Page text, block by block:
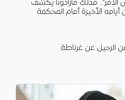
الأمر”.. مدلك مارادونا يكشف
الأخيرة أمام المحكمة
الرحيل عن غرناطة